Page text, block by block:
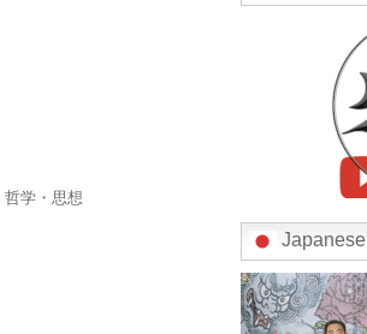
哲学・思想
Japanese